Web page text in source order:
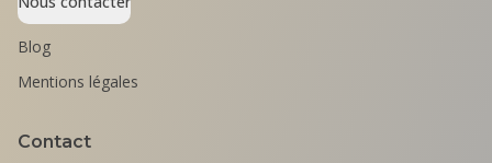
Blog
Mentions légales
Contact